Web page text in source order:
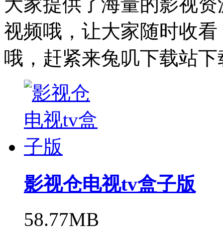
视频哦，让大家随时收
哦，赶紧来兔叽下载站下
影视仓电视tv盒子版
58.77MB